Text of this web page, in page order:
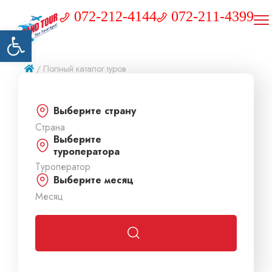
Открыть панель инструментов
072-212-4144 072-211-4399
/ Полный каталог туров
Выберите страну
Выберите
туроператора
Выберите месяц